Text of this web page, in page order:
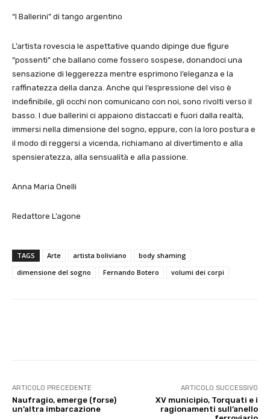
“I Ballerini” di tango argentino
L’artista rovescia le aspettative quando dipinge due figure
“possenti” che ballano come fossero sospese, donandoci una
sensazione di leggerezza mentre esprimono l’eleganza e la
raffinatezza della danza. Anche qui l’espressione del viso è
indefinibile, gli occhi non comunicano con noi, sono rivolti verso il
basso. I due ballerini ci appaiono distaccati e fuori dalla realtà,
immersi nella dimensione del sogno, eppure, con la loro postura e
il modo di reggersi a vicenda, richiamano al divertimento e alla
spensieratezza, alla sensualità e alla passione.
Anna Maria Onelli
Redattore L’agone
TAGS Arte artista boliviano
body shaming
dimensione del sogno
Fernando Botero volumi dei corpi
ARTICOLO PRECEDENTE
Naufragio, emerge (forse)
un’altra imbarcazione
ARTICOLO SUCCESSIVO
XV municipio, Torquati e i
ragionamenti sull’anello